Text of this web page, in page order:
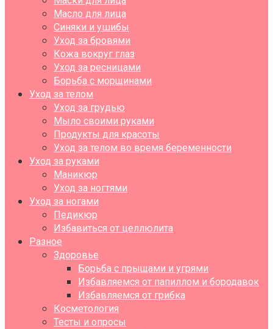
Масло для лица
Синяки и ушибы
Уход за бровями
Кожа вокруг глаз
Уход за ресницами
Борьба с морщинами
Уход за телом
Уход за грудью
Мыло своими руками
Продукты для красоты
Уход за телом во время беременности
Уход за руками
Маникюр
Уход за ногтями
Уход за ногами
Педикюр
Избавиться от целлюлита
Разное
Здоровье
Борьба с прыщами и угрями
Избавляемся от папиллом и бородавок
Избавляемся от грибка
Косметология
Тесты и опросы